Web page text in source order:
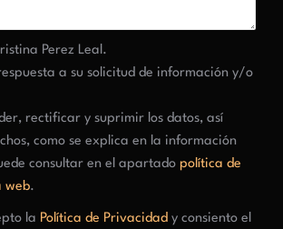
Perez Leal.
a su solicitud de información y/o
rectificar y suprimir los datos, así
como se explica en la información
consultar en el apartado política de
web.
la Política de Privacidad y consiento el